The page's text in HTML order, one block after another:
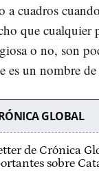
a cuadros
que cualquier
o no, son
es un nombre
GLOBAL
de Crónica
sobre